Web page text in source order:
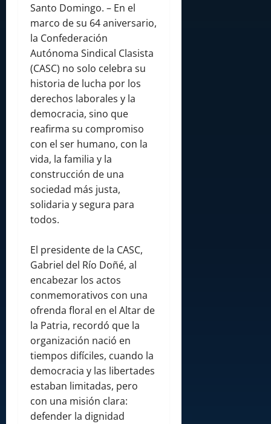
Santo Domingo. – En el
marco de su 64 aniversario,
la Confederación
Autónoma Sindical Clasista
(CASC) no solo celebra su
historia de lucha por los
derechos laborales y la
democracia, sino que
reafirma su compromiso
con el ser humano, con la
vida, la familia y la
construcción de una
sociedad más justa,
solidaria y segura para
todos.
El presidente de la CASC,
Gabriel del Río Doñé, al
encabezar los actos
conmemorativos con una
ofrenda floral en el Altar de
la Patria, recordó que la
organización nació en
tiempos difíciles, cuando la
democracia y las libertades
estaban limitadas, pero
con una misión clara:
defender la dignidad